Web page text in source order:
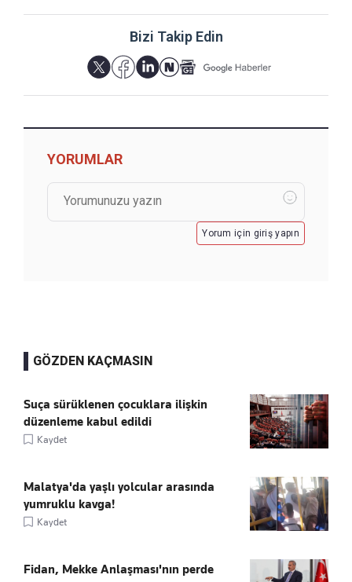
Bizi Takip Edin
YORUMLAR
Yorum için giriş yapın
GÖZDEN KAÇMASIN
Suça sürüklenen çocuklara ilişkin
düzenleme kabul edildi
Kaydet
Malatya'da yaşlı yolcular arasında
yumruklu kavga!
Kaydet
Fidan, Mekke Anlaşması'nın perde